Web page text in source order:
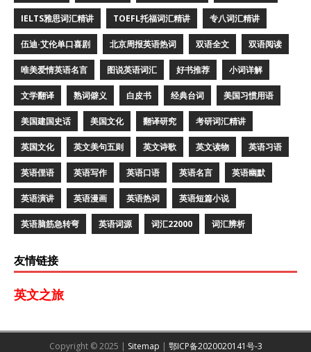
IELTS雅思词汇精讲 TOEFL托福词汇精讲 专八词汇精讲
伍迪·艾伦单口喜剧 北京周报英语热词 双语全文 双语阅读
唯美爱情英语名言 图说英语词汇 好书推荐 小词详解
文学翻译 熟词僻义 白皮书 经典台词 美国习惯用语
美国建国史话 美国文化 翻译研究 考研词汇精讲
英国文化 英文美句五则 英文诗歌 英文读物 英语习语
英语俚语 英语写作 英语口语 英语名言 英语幽默
英语演讲 英语漫画 英语热词 英语短篇小说
英语脑筋急转弯 英语词源 词汇22000 词汇辨析
友情链接
英文之旅
Copyright © 2025 | Sitemap | 鄂ICP备2020020141号-3